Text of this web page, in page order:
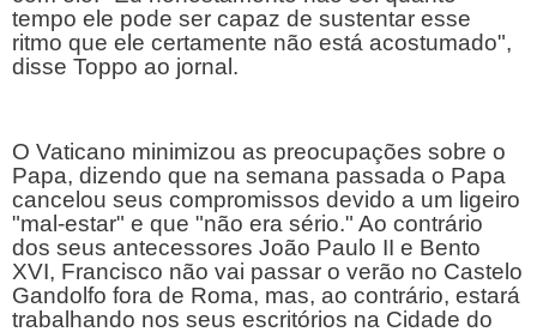
tempo ele pode ser capaz de sustentar esse
ritmo que ele certamente não está acostumado",
disse Toppo ao jornal.
O Vaticano minimizou as preocupações sobre o
Papa, dizendo que na semana passada o Papa
cancelou seus compromissos devido a um ligeiro
"mal-estar" e que "não era sério." Ao contrário
dos seus antecessores João Paulo II e Bento
XVI, Francisco não vai passar o verão no Castelo
Gandolfo fora de Roma, mas, ao contrário, estará
trabalhando nos seus escritórios na Cidade do